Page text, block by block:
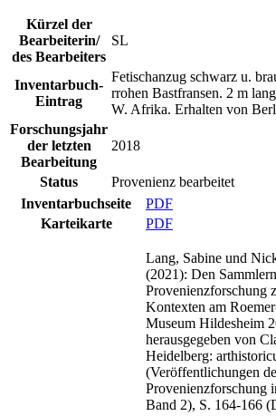
Kürzel der
Bearbeiterin/
des Bearbeiters
SL
Inventarbuch-
Eintrag
Fetischanzug schwarz u.
rrohen Bastfransen. 2 m
W. Afrika. Erhalten von
Forschungsjahr
der letzten
Bearbeitung
2018
Status
Provenienz bearbeitet
Inventarbuchseite
PDF
Karteikarte
PDF
Lang, Sabine und
(2021): Den
Provenienzforschung
Kontexten am
Museum Hildesheim
herausgegeben von
Heidelberg:
(Veröffentlichungen
Provenienzforschung
Band 2), S. 164-166